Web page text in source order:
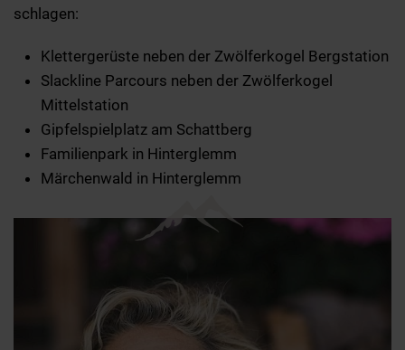
schlagen:
Klettergerüste neben der Zwölferkogel Bergstation
Slackline Parcours neben der Zwölferkogel
Mittelstation
Gipfelspielplatz am Schattberg
Familienpark in Hinterglemm
Märchenwald in Hinterglemm